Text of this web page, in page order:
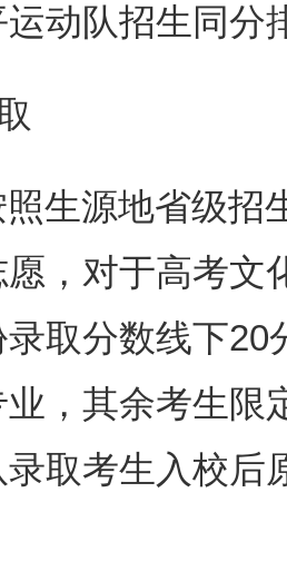
动队招生同分
照生源地省级招
，对于高考文
取分数线下
，其余考生限
取考生入校后